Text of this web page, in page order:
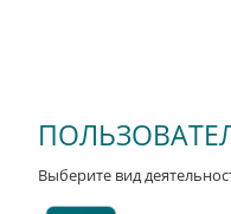
Выберите вид